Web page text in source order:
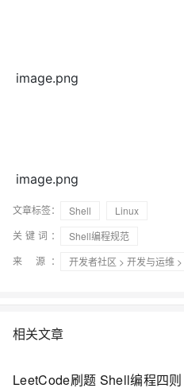
image.png
image.png
文章标签： Shell
Linux
关键词：
Shell编程规范
来 源：
开发者社区 > 开发与运维 >
相关文章